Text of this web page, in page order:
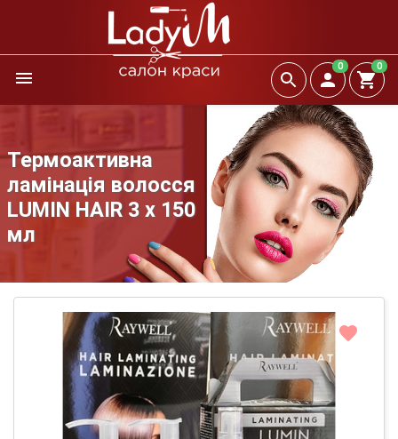
0 0
Термоактивна
ламінація волосся
LUMIN HAIR 3 х 150
мл